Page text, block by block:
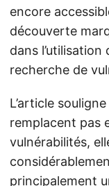
encore
découverte
dans
recherche de
L’article
remplacent pas
vulnérabilités,
principalement